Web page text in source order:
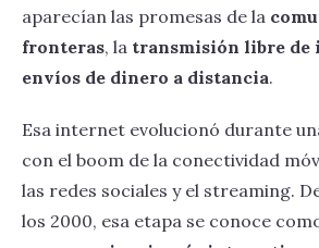
aparecían las promesas de la
fronteras, la transmisión libre de
envíos de dinero a distancia.
Esa internet evolucionó durante
con el boom de la conectividad
las redes sociales y el streaming.
los 2000, esa etapa se conoce